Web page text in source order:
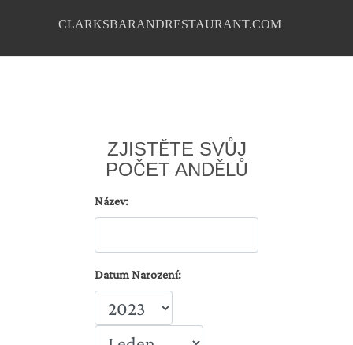
CLARKSBARANDRESTAURANT.COM
ZJISTĚTE SVŮJ
POČET ANDĚLŮ
Název:
Datum Narození: